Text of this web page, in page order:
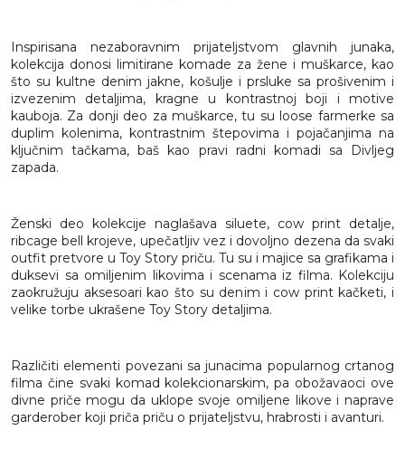
Inspirisana nezaboravnim prijateljstvom glavnih junaka,
kolekcija donosi limitirane komade za žene i muškarce, kao
što su kultne denim jakne, košulje i prsluke sa prošivenim i
izvezenim detaljima, kragne u kontrastnoj boji i motive
kauboja. Za donji deo za muškarce, tu su loose farmerke sa
duplim kolenima, kontrastnim štepovima i pojačanjima na
ključnim tačkama, baš kao pravi radni komadi sa Divljeg
zapada.
Ženski deo kolekcije naglašava siluete, cow print detalje,
ribcage bell krojeve, upečatljiv vez i dovoljno dezena da svaki
outfit pretvore u Toy Story priču. Tu su i majice sa grafikama i
duksevi sa omiljenim likovima i scenama iz filma. Kolekciju
zaokružuju aksesoari kao što su denim i cow print kačketi, i
velike torbe ukrašene Toy Story detaljima.
Različiti elementi povezani sa junacima popularnog crtanog
filma čine svaki komad kolekcionarskim, pa obožavaoci ove
divne priče mogu da uklope svoje omiljene likove i naprave
garderober koji priča priču o prijateljstvu, hrabrosti i avanturi.